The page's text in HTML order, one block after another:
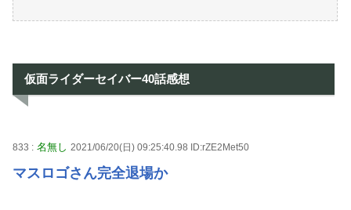
仮面ライダーセイバー40話感想
833 : 名無し 2021/06/20(日) 09:25:40.98 ID:rZE2Met50
マスロゴさん完全退場か